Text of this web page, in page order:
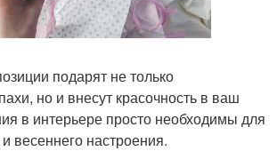
подарят не только
но и внесут красочность в ваш
в интерьере просто необходимы для
весеннего настроения.